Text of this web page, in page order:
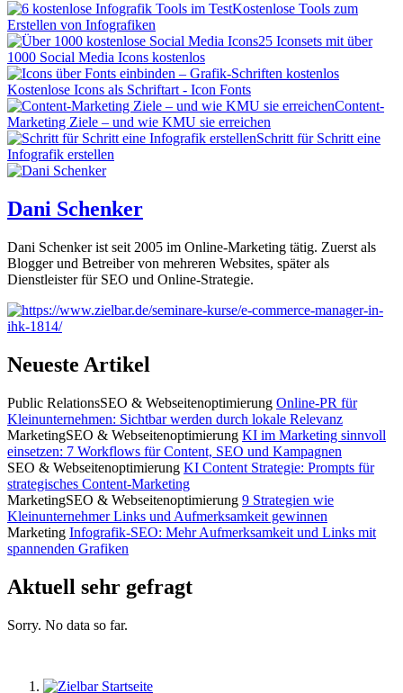
Kostenlose Tools zum
Erstellen von Infografiken
25 Iconsets mit über
1000 Social Media Icons kostenlos
Kostenlose Icons als Schriftart - Icon Fonts
Content-
Marketing Ziele – und wie KMU sie erreichen
Schritt für Schritt eine
Infografik erstellen
Dani Schenker
Dani Schenker ist seit 2005 im Online-Marketing tätig. Zuerst als
Blogger und Betreiber von mehreren Websites, später als
Dienstleister für SEO und Online-Strategie.
Neueste Artikel
Public RelationsSEO & Webseitenoptimierung Online-PR für
Kleinunternehmen: Sichtbar werden durch lokale Relevanz
MarketingSEO & Webseitenoptimierung KI im Marketing sinnvoll
einsetzen: 7 Workflows für Content, SEO und Kampagnen
SEO & Webseitenoptimierung KI Content Strategie: Prompts für
strategisches Content-Marketing
MarketingSEO & Webseitenoptimierung 9 Strategien wie
Kleinunternehmer Links und Aufmerksamkeit gewinnen
Marketing Infografik-SEO: Mehr Aufmerksamkeit und Links mit
spannenden Grafiken
Aktuell sehr gefragt
Sorry. No data so far.